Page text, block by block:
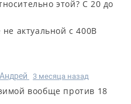
этой? С 20 до
актуальной с 400В
Андрей 3 месяца назад
вообще против 18